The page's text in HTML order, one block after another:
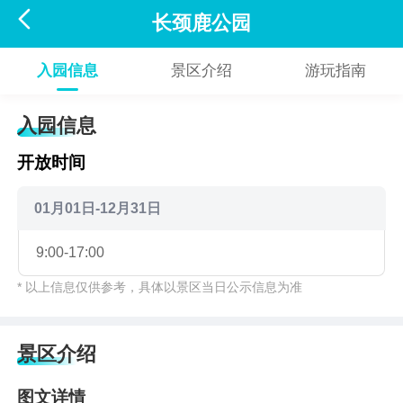
 长颈鹿公园
入园信息 景区介绍 游玩指南
入园信息
开放时间
01月01日-12月31日
9:00-17:00
* 以上信息仅供参考，具体以景区当日公示信息为准
景区介绍
图文详情